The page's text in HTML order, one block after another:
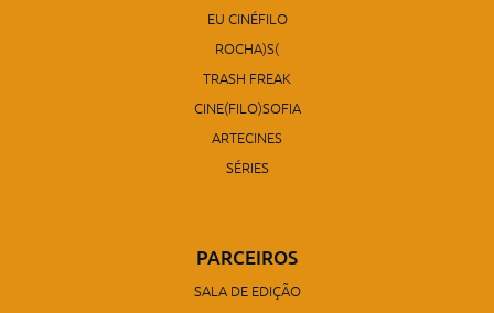
EU CINÉFILO
ROCHA)S(
TRASH FREAK
CINE(FILO)SOFIA
ARTECINES
SÉRIES
PARCEIROS
SALA DE EDIÇÃO